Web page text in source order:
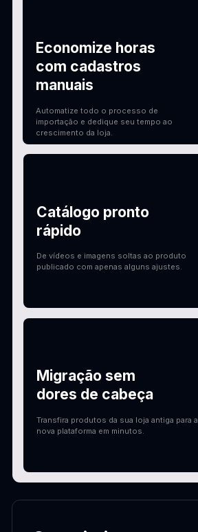
Economize horas
com cadastros
manuais
Automatize todo o processo de
importação e dedique seu tempo ao
crescimento da loja.
Migração sem
dores de cabeça
Transfira produtos da sua loja antiga para a
nova plataforma em minutos.
De vídeos e imagens soltas ao produto
publicado com apenas alguns ajustes.
Catálogo pronto
rápido